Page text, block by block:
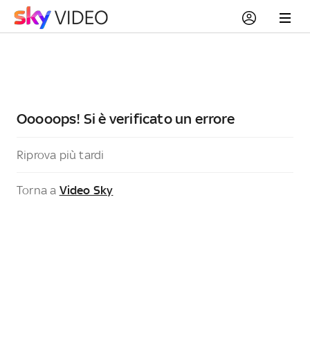
Ooooops! Si è verificato un errore
Riprova più tardi
Torna a Video Sky